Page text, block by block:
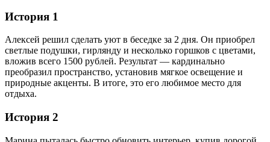
История 1
Алексей решил сделать уют в беседке за 2 дня. Он приобрел
светлые подушки, гирлянду и несколько горшков с цветами,
вложив всего 1500 рублей. Результат — кардинально
преобразил пространство, установив мягкое освещение и
природные акценты. В итоге, это его любимое место для
отдыха.
История 2